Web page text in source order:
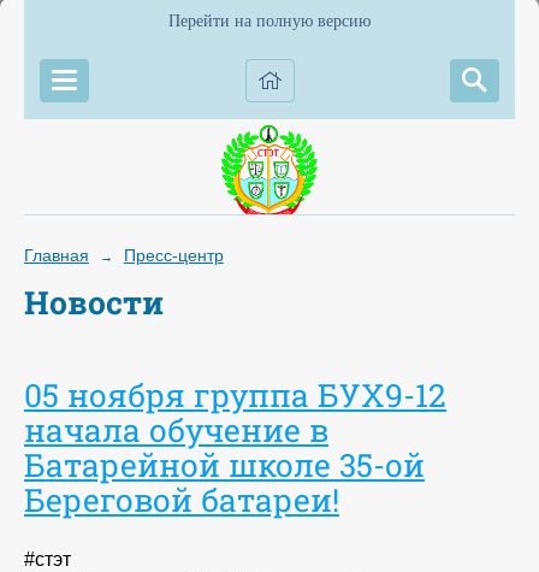
Перейти на полную версию
Главная → Пресс-центр
Новости
05 ноября группа БУХ9-12
начала обучение в
Батарейной школе 35-ой
Береговой батареи!
#стэт